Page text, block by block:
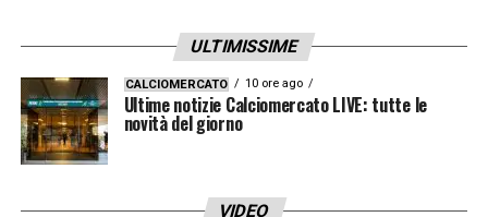
ULTIMISSIME
CALCIOMERCATO 10 ore ago
Ultime notizie Calciomercato LIVE: tutte le
novità del giorno
VIDEO